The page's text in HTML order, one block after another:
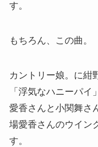
す。
もちろん、この曲。
カントリー娘。に紺
「浮気なハニーパ
愛香さんと小関舞さ
場愛香さんのウイン
す。